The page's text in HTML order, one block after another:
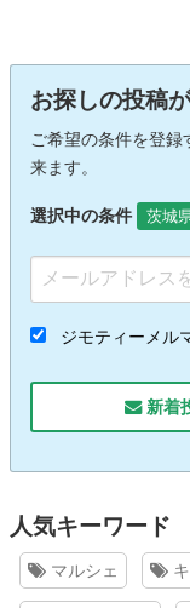
お探しの投稿
ご希望の条件を登
来ます。
選択中の条件 茨城
ジモティーメル
新着
人気キーワード
マルシェ